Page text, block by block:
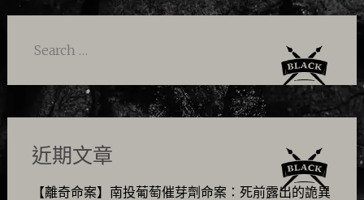
Search
近期文章
【離奇命案】南投葡萄催芽劑命案：死前露出的詭異